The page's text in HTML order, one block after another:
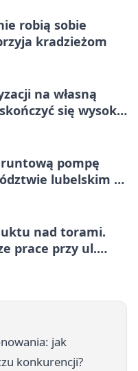
robią sobie
kradzieżom
na własną
się wysoką
pompę
lubelskim -
nad torami.
prace przy ul.
jak
konkurencji?